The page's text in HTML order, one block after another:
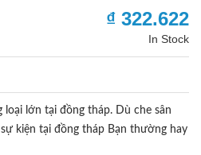
₫ 322.622
In Stock
loại lớn tại đồng tháp. Dù che sân
kiện tại đồng tháp Bạn thường hay